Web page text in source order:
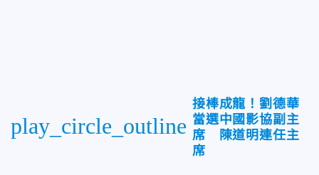
play_circle_outline
接棒成龍！劉德華
當選中國影協副主
席 陳道明連任主
席